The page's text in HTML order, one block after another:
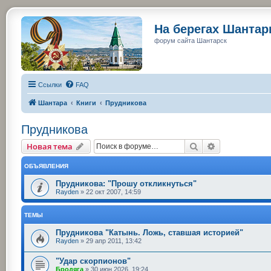
На берегах
форум сайта Шантарск
Ссылки FAQ
Шантара Книги Прудникова
Прудникова
Новая тема Поиск
ОБЪЯВЛЕНИЯ
Прудникова: "Прошу откликнуться"
Rayden » 22 окт 2007, 14:59
ТЕМЫ
Прудникова "Катынь. Ложь, ставшая историей"
Rayden » 29 апр 2011, 13:42
"Удар скорпионов"
Бродяга » 30 июн 2026, 19:24